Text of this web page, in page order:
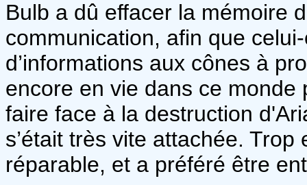
Bulb a dû effacer la mémoire
communication, afin que
d’informations aux cônes à
encore en vie dans ce
faire face à la destruction
s’était très vite attachée.
réparable, et a préféré être